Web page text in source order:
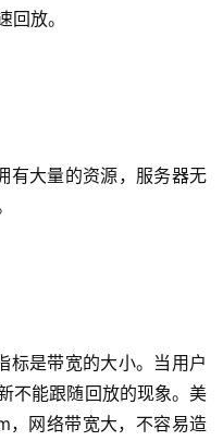
放。
不能跟随回放的现象。美
，网络带宽大，不容易造